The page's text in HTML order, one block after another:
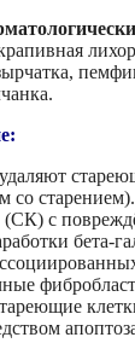
со старением).
(СК) с
бета-